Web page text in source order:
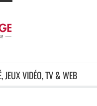
JEUX VIDÉO, TV & WEB